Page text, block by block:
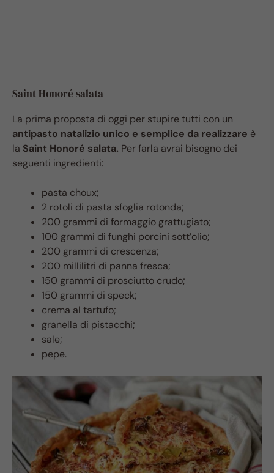
Saint Honoré salata
La prima proposta di oggi per stupire tutti con un
antipasto natalizio unico e semplice da realizzare è
la Saint Honoré salata. Per farla avrai bisogno dei
seguenti ingredienti:
pasta choux;
2 rotoli di pasta sfoglia rotonda;
200 grammi di formaggio grattugiato;
100 grammi di funghi porcini sott’olio;
200 grammi di crescenza;
200 millilitri di panna fresca;
150 grammi di prosciutto crudo;
150 grammi di speck;
crema al tartufo;
granella di pistacchi;
sale;
pepe.